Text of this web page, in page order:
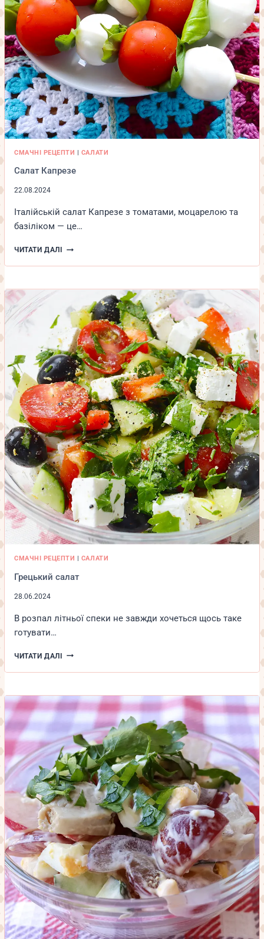
СМАЧНІ РЕЦЕПТИ | САЛАТИ
Салат Капрезе
22.08.2024
Італійській салат Капрезе з томатами, моцарелою та
базіліком — це…
ЧИТАТИ ДАЛІ
САЛАТ
СМАЧНІ РЕЦЕПТИ | САЛАТИ
Грецький салат
28.06.2024
В розпал літньої спеки не завжди хочеться щось таке
готувати…
ЧИТАТИ ДАЛІ ГРЕЦЬКИЙ